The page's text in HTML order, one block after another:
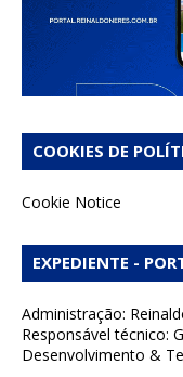
COOKIES DE
Cookie Notice
EXPEDIENTE -
Administração:
Responsável técnico:
Desenvolvimento &